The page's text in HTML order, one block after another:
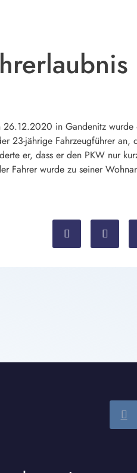
in Gandenitz
23-jährige Fahrzeugführer
er, dass er den PKW nur
Fahrer wurde zu seiner